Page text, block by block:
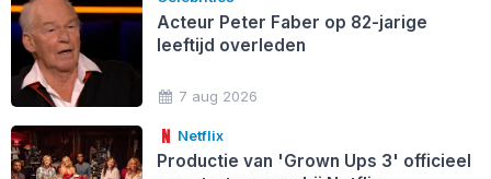
Acteur Peter Faber op 82-jarige
leeftijd overleden
7 aug 2026
Netflix
Productie van 'Grown Ups 3' officieel